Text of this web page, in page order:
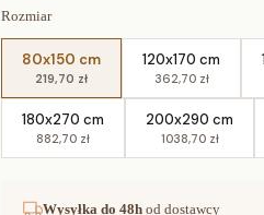
Rozmiar
80x150 cm
219,70 zł
120x170 cm
362,70 zł
180x270 cm
882,70 zł
200x290 cm
1038,70 zł
Wysyłkado 48h od dostawcy